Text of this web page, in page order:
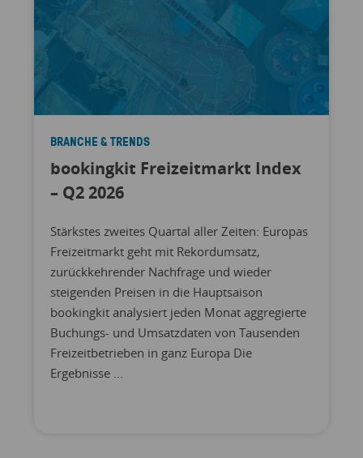
BRANCHE & TRENDS
bookingkit Freizeitmarkt Index
– Q2 2026
Stärkstes zweites Quartal aller Zeiten: Europas
Freizeitmarkt geht mit Rekordumsatz,
zurückkehrender Nachfrage und wieder
steigenden Preisen in die Hauptsaison
bookingkit analysiert jeden Monat aggregierte
Buchungs- und Umsatzdaten von Tausenden
Freizeitbetrieben in ganz Europa Die
Ergebnisse ...